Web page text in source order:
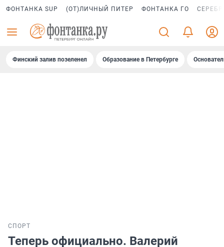
ФОНТАНКА SUP (ОТ)ЛИЧНЫЙ ПИТЕР ФОНТАНКА ГО
Финский залив позеленел Образование в Петербурге
СПОРТ
Теперь официально. Валерий